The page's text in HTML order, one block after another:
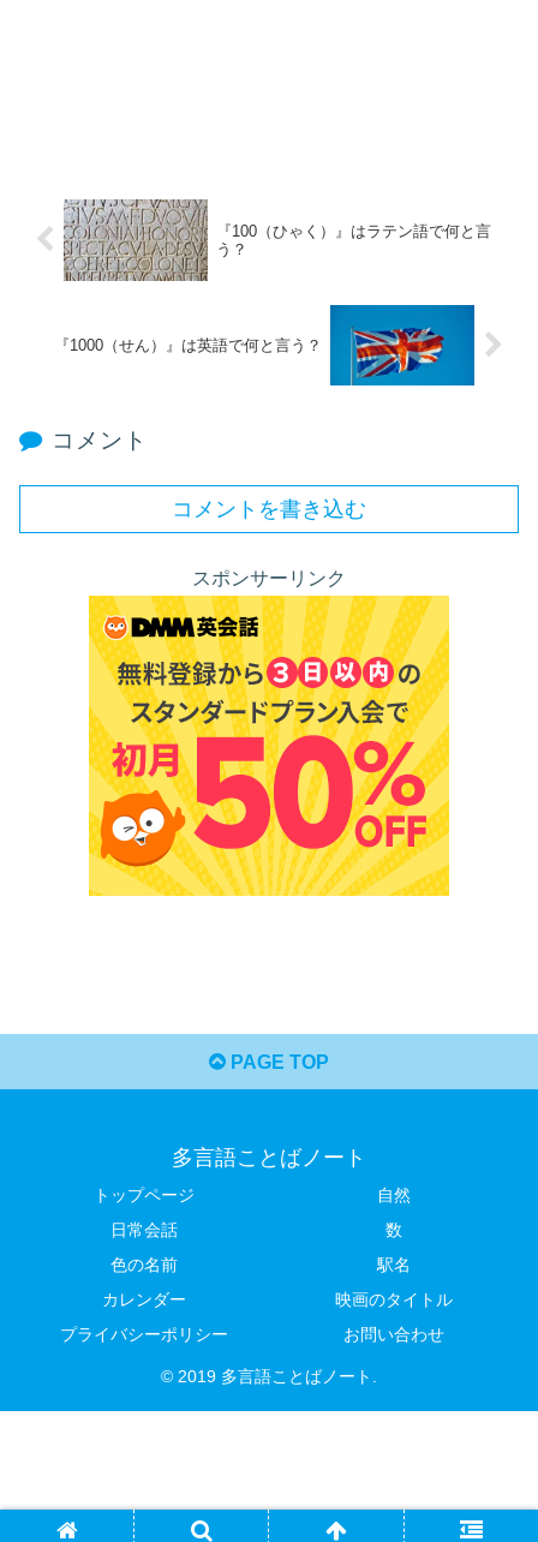
『100（ひゃく）』はラテン語で何と言
う？
『1000（せん）』は英語で何と言う？
コメント
コメントを書き込む
スポンサーリンク
PAGE TOP
多言語ことばノート
トップページ
自然
日常会話
数
色の名前
駅名
カレンダー
映画のタイトル
プライバシーポリシー
お問い合わせ
© 2019 多言語ことばノート.